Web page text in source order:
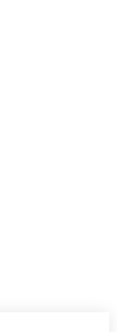
F069 -